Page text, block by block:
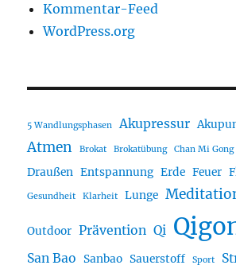
Kommentar-Feed
WordPress.org
5 Wandlungsphasen Akupressur
Atmen Brokat Brokatübung Chan Mi Gong
Draußen Entspannung Erde Feuer
Gesundheit Klarheit Lunge
Outdoor Prävention Qi
San Bao Sanbao Sauerstoff Sport